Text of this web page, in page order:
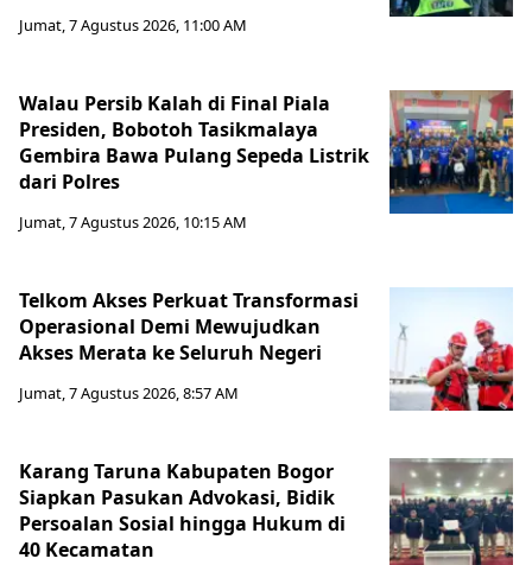
Jumat, 7 Agustus 2026, 11:00 AM
Walau Persib Kalah di Final Piala
Presiden, Bobotoh Tasikmalaya
Gembira Bawa Pulang Sepeda Listrik
dari Polres
Jumat, 7 Agustus 2026, 10:15 AM
Telkom Akses Perkuat Transformasi
Operasional Demi Mewujudkan
Akses Merata ke Seluruh Negeri
Jumat, 7 Agustus 2026, 8:57 AM
Karang Taruna Kabupaten Bogor
Siapkan Pasukan Advokasi, Bidik
Persoalan Sosial hingga Hukum di
40 Kecamatan